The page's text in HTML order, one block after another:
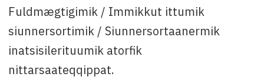
Fuldmægtigimik / Immikkut ittumik
siunnersortimik / Siunnersortaanermik
inatsisilerituumik atorfik
nittarsaateqqippat.